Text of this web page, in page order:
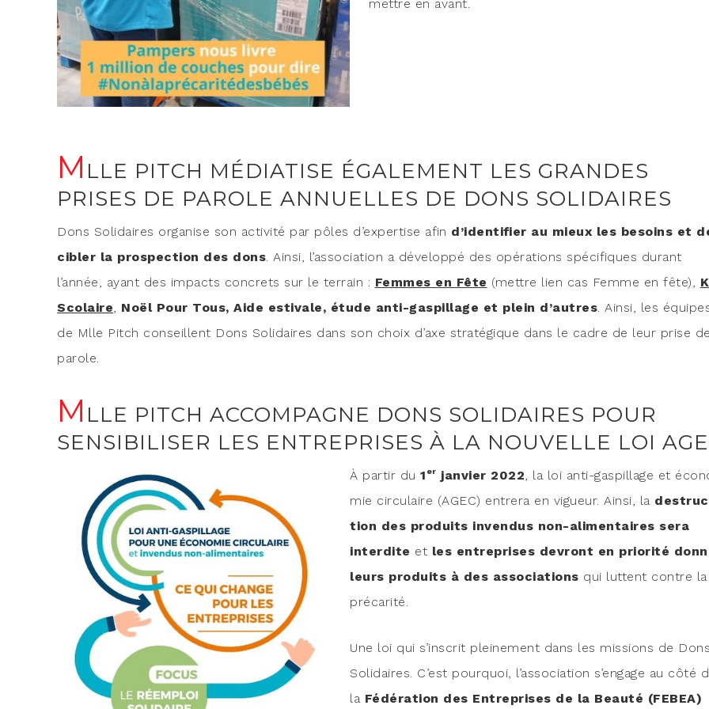
mettre en avant.
M LLE PITCH MÉDIATISE ÉGALEMENT LES GRANDES
PRISES DE PAROLE ANNUELLES DE DONS SOLIDAIRES
Dons Soli­daires orga­nise son acti­vi­té par pôles d’expertise afin d’identifier au mieux les besoins et
cibler la pros­pec­tion des dons. Ain­si, l’association a déve­lop­pé des opé­ra­tions spé­ci­fiques durant
l’année, ayant des impacts concrets sur le ter­rain : Femmes en Fête (mettre lien cas Femme en fête),
Sco­laire, Noël Pour Tous, Aide esti­vale, étude anti-gas­pillage et plein d’autres. Ain­si, les
de Mlle Pitch conseillent Dons Soli­daires dans son choix d’axe stra­té­gique dans le cadre de leur prise de
parole.
M LLE PITCH ACCOMPAGNE DONS SOLIDAIRES POUR
SENSIBILISER LES ENTREPRISES À LA NOUVELLE LOI
À par­tir du 1 er jan­vier 2022, la loi anti-gas­pillage et
mie cir­cu­laire (AGEC) entre­ra en vigueur. Ain­si, la
tion des pro­duits inven­dus non-ali­men­taires sera
inter­dite et les entre­prises devront en prio­ri­té
leurs pro­duits à des asso­cia­tions qui luttent contre la
précarité.
Une loi qui s’inscrit plei­ne­ment dans les mis­sions de Dons
Soli­daires. C’est pour­quoi, l’association s’engage au côté
la Fédé­ra­tion des Entre­prises de la Beau­té (FEBEA)